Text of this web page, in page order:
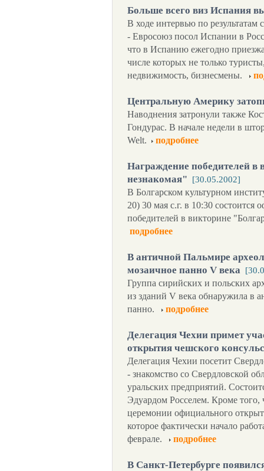
Больше всего виз Испания
В ходе интервью по результатам
- Евросоюз посол Испании в
что в Испанию ежегодно
числе которых не только
недвижимость, бизнесмены.
Центральную Америку
Наводнения затронули также
Гондурас. В начале недели в
Welt.
подробнее
Награждение победителей в
незнакомая"
[30.05.2002]
В Болгарском культурном
20) 30 мая с.г. в 10:30 состоится
победителей в викторине
подробнее
В античной Пальмире
мозаичное панно V века
Группа сирийских и польских
из зданий V века обнаружила в
панно.
подробнее
Делегация Чехии примет
открытия чешского
Делегация Чехии посетит
- знакомство со Свердловской
уральских предприятий.
Эдуардом Росселем. Кроме того,
церемонии официального
которое фактически начало
феврале.
подробнее
В Санкт-Петербурге